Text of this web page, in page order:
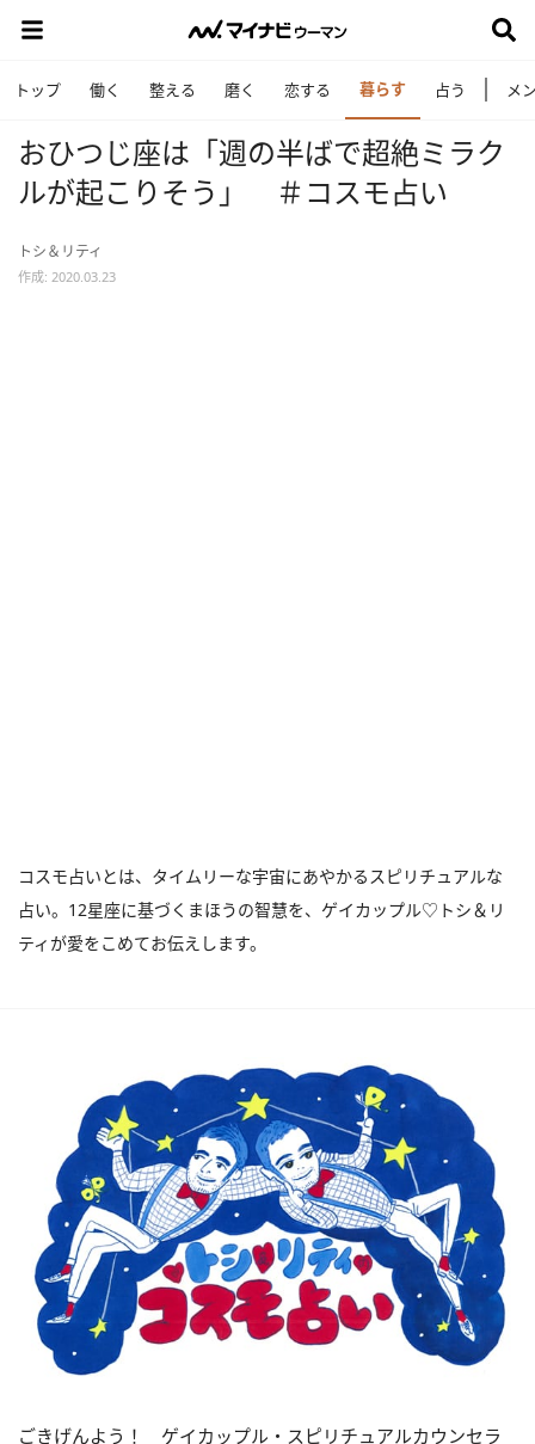
トップ 働く 整える 磨く 恋する 暮らす 占う メ
おひつじ座は「週の半ばで超絶ミラク
ルが起こりそう」 ＃コスモ占い
トシ＆リティ
作成: 2020.03.23
コスモ占いとは、タイムリーな宇宙にあやかるスピリチュアルな
占い。12星座に基づくまほうの智慧を、ゲイカップル♡トシ＆リ
ティが愛をこめてお伝えします。
ごきげんよう！ ゲイカップル・スピリチュアルカウンセラ